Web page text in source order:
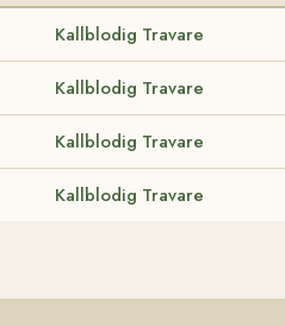
Kallblodig Travare
Kallblodig Travare
Kallblodig Travare
Kallblodig Travare